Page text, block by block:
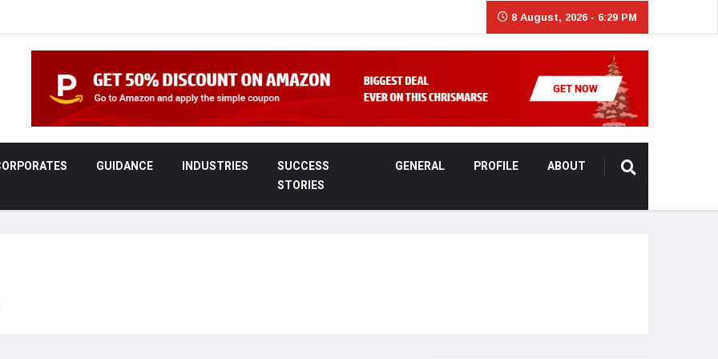
8 August, 2026 - 6:29 PM
GUIDANCE INDUSTRIES
SUCCESS
STORIES
GENERAL PROFILE ABOUT